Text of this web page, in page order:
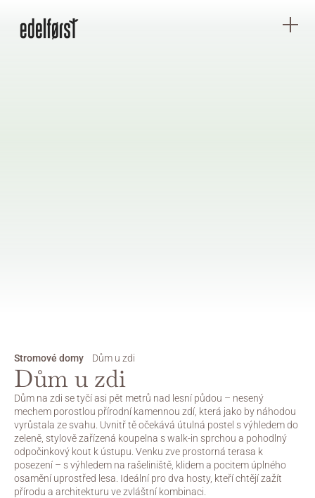
Stromové domy Dům u zdi
Dům u zdi
Dům na zdi se tyčí asi pět metrů nad lesní půdou – nesený
mechem porostlou přírodní kamennou zdí, která jako by náhodou
vyrůstala ze svahu. Uvnitř tě očekává útulná postel s výhledem do
zeleně, stylově zařízená koupelna s walk-in sprchou a pohodlný
odpočinkový kout k ústupu. Venku zve prostorná terasa k
posezení – s výhledem na rašeliniště, klidem a pocitem úplného
osamění uprostřed lesa. Ideální pro dva hosty, kteří chtějí zažít
přírodu a architekturu ve zvláštní kombinaci.